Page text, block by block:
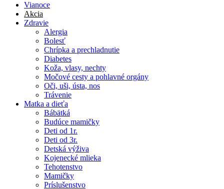
Vianoce
Akcia
Zdravie
Alergia
Bolesť
Chrípka a prechladnutie
Diabetes
Koža, vlasy, nechty
Močové cesty a pohlavné orgány
Oči, uši, ústa, nos
Trávenie
Matka a dieťa
Bábätká
Budúce mamičky
Deti od 1r.
Deti od 3r.
Detská výživa
Kojenecké mlieka
Tehotenstvo
Mamičky
Príslušenstvo